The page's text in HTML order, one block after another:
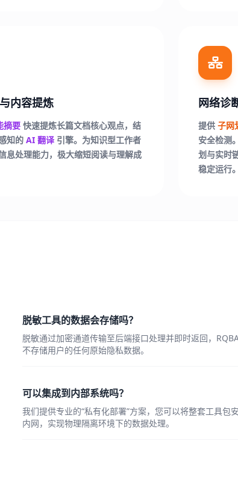
内容提炼
摘要 快速提炼长篇文档核心观点，结
知的 AI 翻译 引擎。为知识型工作者
息处理能力，极大缩短阅读与理解成
网络诊
提供 子网
安全检测
划与实时
稳定运行。
脱敏工具的数据会存储吗？
脱敏通过加密通道传输至后端接口处理并即时返回，
不存储用户的任何原始隐私数据。
可以集成到内部系统吗？
我们提供专业的“私有化部署”方案，您可以将整套工具包
内网，实现物理隔离环境下的数据处理。